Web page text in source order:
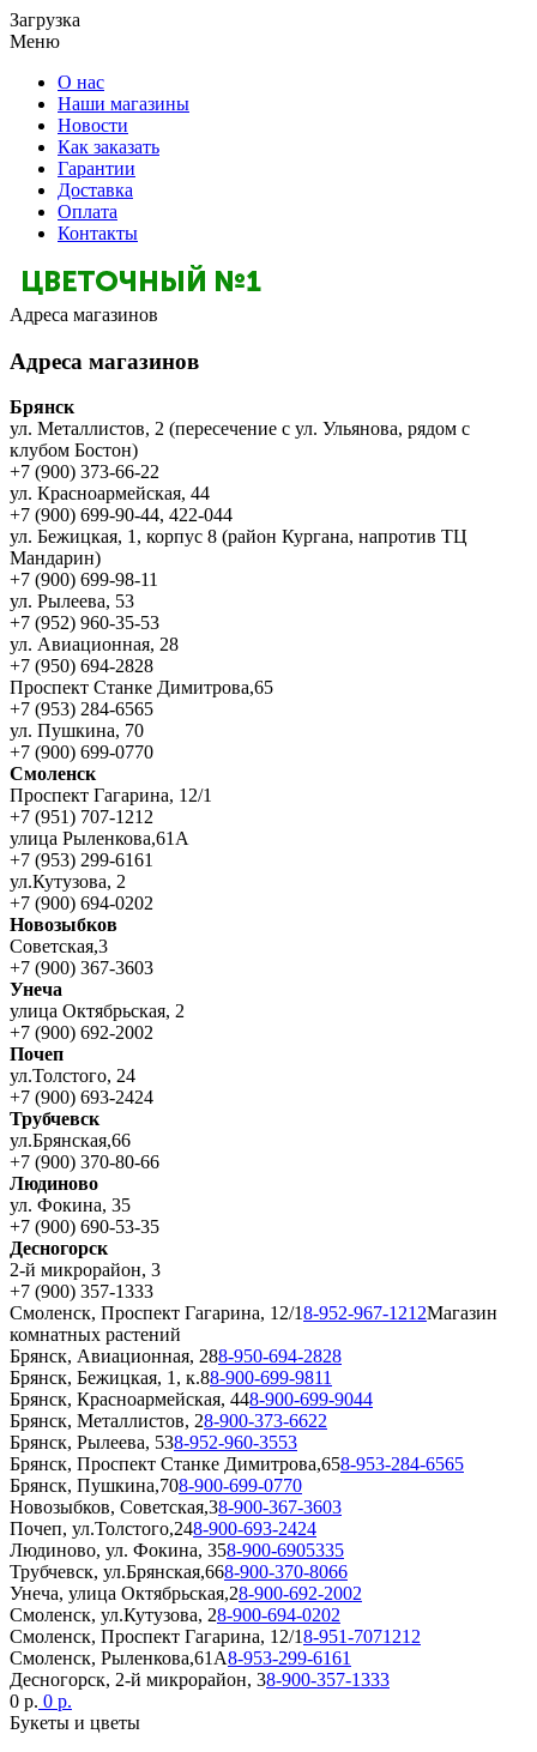
Загрузка
Меню
О нас
Наши магазины
Новости
Как заказать
Гарантии
Доставка
Оплата
Контакты
Адреса магазинов
Адреса магазинов
Брянск
ул. Металлистов, 2 (пересечение с ул. Ульянова, рядом с
клубом Бостон)
+7 (900) 373-66-22
ул. Красноармейская, 44
+7 (900) 699-90-44, 422-044
ул. Бежицкая, 1, корпус 8 (район Кургана, напротив ТЦ
Мандарин)
+7 (900) 699-98-11
ул. Рылеева, 53
+7 (952) 960-35-53
ул. Авиационная, 28
+7 (950) 694-2828
Проспект Станке Димитрова,65
+7 (953) 284-6565
ул. Пушкина, 70
+7 (900) 699-0770
Смоленск
Проспект Гагарина, 12/1
+7 (951) 707-1212
улица Рыленкова,61А
+7 (953) 299-6161
ул.Кутузова, 2
+7 (900) 694-0202
Новозыбков
Советская,3
+7 (900) 367-3603
Унеча
улица Октябрьская, 2
+7 (900) 692-2002
Почеп
ул.Толстого, 24
+7 (900) 693-2424
Трубчевск
ул.Брянская,66
+7 (900) 370-80-66
Людиново
ул. Фокина, 35
+7 (900) 690-53-35
Десногорск
2-й микрорайон, 3
+7 (900) 357-1333
Смоленск, Проспект Гагарина, 12/18-952-967-1212Магазин
комнатных растений
Брянск, Авиационная, 288-950-694-2828
Брянск, Бежицкая, 1, к.88-900-699-9811
Брянск, Красноармейская, 448-900-699-9044
Брянск, Металлистов, 28-900-373-6622
Брянск, Рылеева, 538-952-960-3553
Брянск, Проспект Станке Димитрова,658-953-284-6565
Брянск, Пушкина,708-900-699-0770
Новозыбков, Советская,38-900-367-3603
Почеп, ул.Толстого,248-900-693-2424
Людиново, ул. Фокина, 358-900-6905335
Трубчевск, ул.Брянская,668-900-370-8066
Унеча, улица Октябрьская,28-900-692-2002
Смоленск, ул.Кутузова, 28-900-694-0202
Смоленск, Проспект Гагарина, 12/18-951-7071212
Смоленск, Рыленкова,61А8-953-299-6161
Десногорск, 2-й микрорайон, 38-900-357-1333
0 р. 0 р.
Букеты и цветы